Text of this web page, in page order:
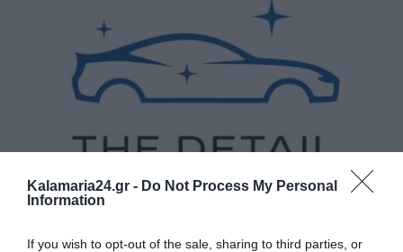
Kalamaria24.gr - Do Not Process My Personal
Information
If you wish to opt-out of the sale, sharing to third parties, or